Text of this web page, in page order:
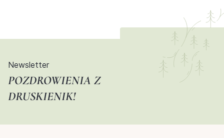
Newsletter
POZDROWIENIA Z
DRUSKIENIK!